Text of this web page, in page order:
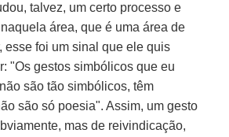
talvez, um certo processo e
área, que é uma área de
esse foi um sinal que ele quis
"Os gestos simbólicos que eu
são tão simbólicos, têm
são só poesia". Assim, um gesto
mas de reivindicação,